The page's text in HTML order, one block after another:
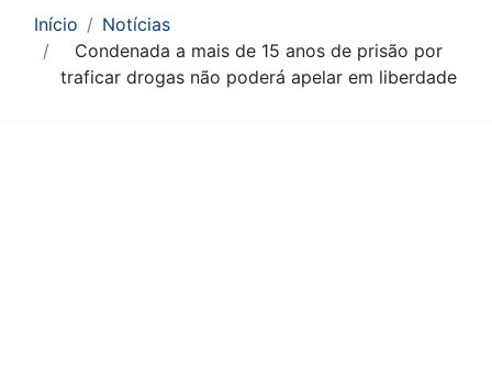
Início
Notícias
Condenada a mais de 15 anos de prisão por
traficar drogas não poderá apelar em liberdade